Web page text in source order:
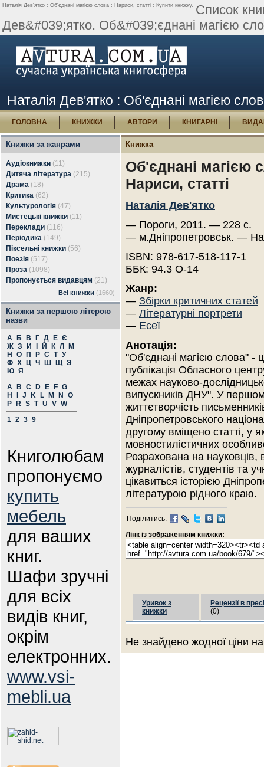
Наталія Дев'ятко : Об'єднані магією слова : Нариси, статті : Купити книжку. Список
Дев&#039;ятко. Об&#039;єднані магією
Наталія Дев'ятко : Об'єднані магією
ГОЛОВНА КНИЖКИ АВТОРИ КНИГАРНІ
Книжки за жанрами
Аудіокнижки (11)
Дитяча література (215)
Драма (18)
Критика (62)
Культурологія (47)
Мистецькі книжки (11)
Переклади (116)
Періодика (149)
Піксельні книжки (56)
Поезія (517)
Проза (1098)
Пропонується видавцям (21)
Всі книжки (1660)
Книжки за першою літерою
назви
А Б В Г Д Е Є
Ж З И Й К Л
М
Н
О П Р С Т У
Ф Х Ц Ч Ш Щ Э
Ю Я
A
B C D E F G
H
J K L M N
O
P
R S T U V W
1 2 3 9
Книголюбам
пропонуємо
купить
мебель
для ваших
книг.
Шафи зручні
для всіх
видів книг,
окрім
електронних.
www.vsi-
mebli.ua
Книжка
Об'єднані магією
Нариси, статті
Наталія Дев'ятко
— Пороги, 2011. — 228 с.
— м.Дніпропетровськ. —
ISBN: 978-617-518-117-1
ББК: 94.3 О-14
Жанр:
— Збірки критичних статей
— Літературні портрети
— Есеї
Анотація:
"Об'єднані магією слова" -
публікація Обласного
межах науково-
випускників ДНУ". У
життєтворчість
Дніпропетровського
другому вміщено статті, у
мовностилістичних
Розрахована на науковців,
журналістів, студентів та
цікавиться історією
літературою рідного краю.
Поділитись:
Лінк із зображенням книжки:
Уривок з
книжки
Рецензії в пресі
(0)
Не знайдено жодної ціни